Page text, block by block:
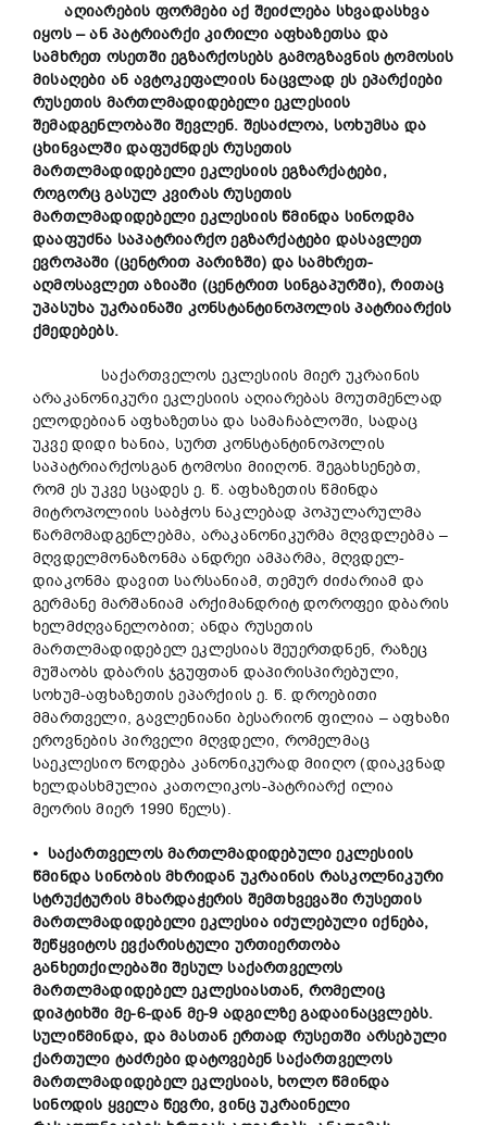
აღიარების ფორმები აქ შეიძლება სხვადასხვა
იყოს – ან პატრიარქი კირილი აფხაზეთსა და
სამხრეთ ოსეთში ეგზარქოსებს გამოგზავნის ტომოსის
მისაღები ან ავტოკეფალიის ნაცვლად ეს ეპარქიები
რუსეთის მართლმადიდებელი ეკლესიის
შემადგენლობაში შევლენ. შესაძლოა, სოხუმსა და
ცხინვალში დაფუძნდეს რუსეთის
მართლმადიდებელი ეკლესიის ეგზარქატები,
როგორც გასულ კვირას რუსეთის
მართლმადიდებელი ეკლესიის წმინდა სინოდმა
დააფუძნა საპატრიარქო ეგზარქატები დასავლეთ
ევროპაში (ცენტრით პარიზში) და სამხრეთ-
აღმოსავლეთ აზიაში (ცენტრით სინგაპურში), რითაც
უპასუხა უკრაინაში კონსტანტინოპოლის პატრიარქის
ქმედებებს.
საქართველოს ეკლესიის მიერ უკრაინის
არაკანონიკური ეკლესიის აღიარებას მოუთმენლად
ელოდებიან აფხაზეთსა და სამაჩაბლოში, სადაც
უკვე დიდი ხანია, სურთ კონსტანტინოპოლის
საპატრიარქოსგან ტომოსი მიიღონ. შეგახსენებთ,
რომ ეს უკვე სცადეს ე. წ. აფხაზეთის წმინდა
მიტროპოლიის საბჭოს ნაკლებად პოპულარულმა
წარმომადგენლებმა, არაკანონიკურმა მღვდლებმა –
მღვდელმონაზონმა ანდრეი ამპარმა, მღვდელ-
დიაკონმა დავით სარსანიამ, თემურ ძიძარიამ და
გერმანე მარშანიამ არქიმანდრიტ დოროფეი დბარის
ხელმძღვანელობით; ანდა რუსეთის
მართლმადიდებელ ეკლესიას შეუერთდნენ, რაზეც
მუშაობს დბარის ჯგუფთან დაპირისპირებული,
სოხუმ-აფხაზეთის ეპარქიის ე. წ. დროებითი
მმართველი, გავლენიანი ბესარიონ ფილია – აფხაზი
ეროვნების პირველი მღვდელი, რომელმაც
საეკლესიო წოდება კანონიკურად მიიღო (დიაკვნად
ხელდასხმულია კათოლიკოს-პატრიარქ ილია
მეორის მიერ 1990 წელს).
• საქართველოს მართლმადიდებული ეკლესიის
წმინდა სინობის მხრიდან უკრაინის რასკოლნიკური
სტრუქტურის მხარდაჭერის შემთხვევაში რუსეთის
მართლმადიდებელი ეკლესია იძულებული იქნება,
შეწყვიტოს ევქარისტული ურთიერთობა
განხეთქილებაში შესულ საქართველოს
მართლმადიდებელ ეკლესიასთან, რომელიც
დიპტიხში მე-6-დან მე-9 ადგილზე გადაინაცვლებს.
სულიწმინდა, და მასთან ერთად რუსეთში არსებული
ქართული ტაძრები დატოვებენ საქართველოს
მართლმადიდებელ ეკლესიას, ხოლო წმინდა
სინოდის ყველა წევრი, ვინც უკრაინელი